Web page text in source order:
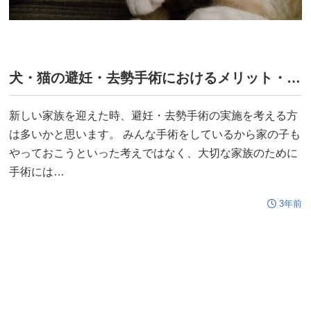
犬・猫の避妊・去勢手術におけるメリット・デメリット
新しい家族を迎えた時、避妊・去勢手術の実施を考える方
は多いかと思います。 みんな手術をしているから家の子も
やっておこうといった考えではなく、大切な家族のために
手術には…
3年前